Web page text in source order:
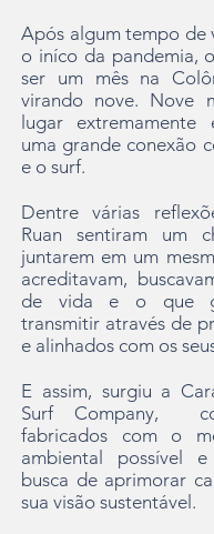
Após algum tempo de
o iníco da pandemia,
ser um mês na
virando nove. Nove
lugar extremamente
uma grande conexão
e o surf.
Dentre várias
Ruan sentiram um
juntarem em um
acreditavam,
de vida e o que
transmitir através de
e alinhados com os
E assim, surgiu a
Surf Company,
fabricados com o
ambiental possível
busca de aprimorar
sua visão sustentável.